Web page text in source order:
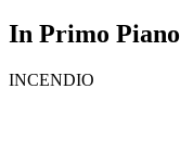
In Primo Piano
INCENDIO